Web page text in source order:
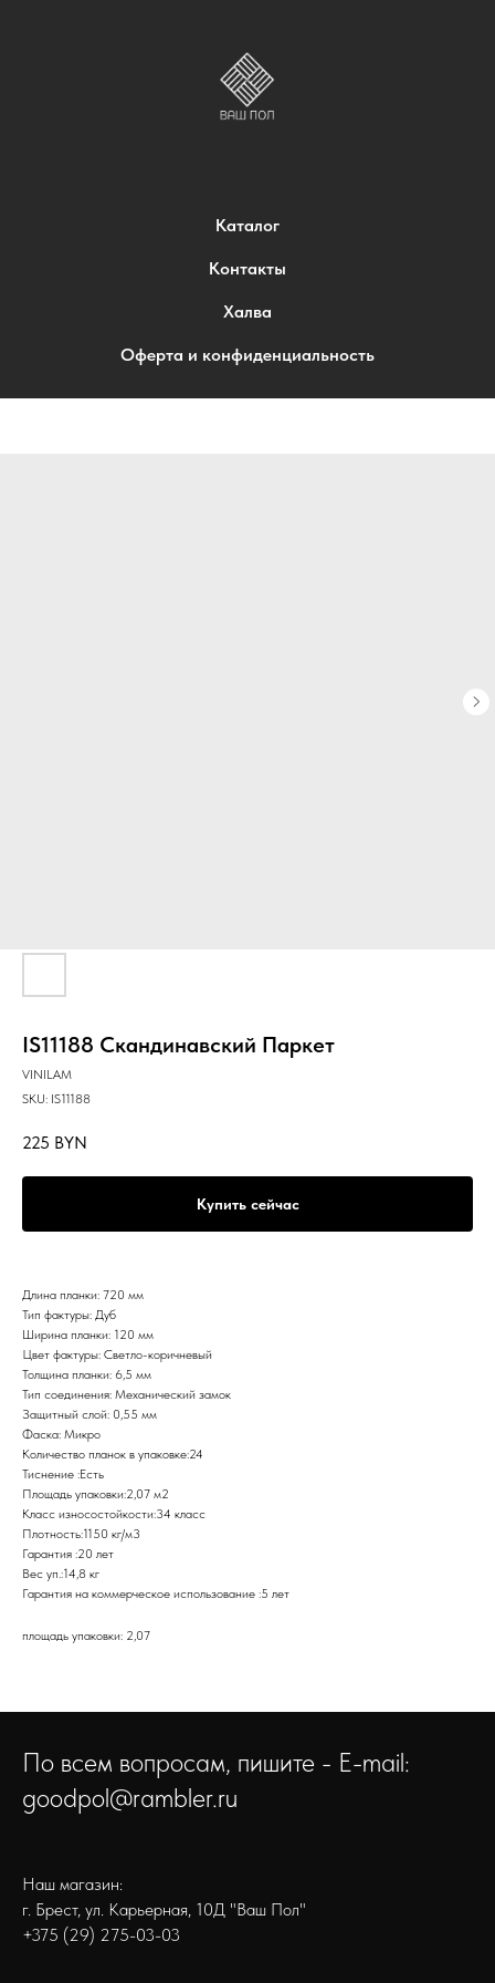
Каталог
Контакты
Халва
Оферта и конфиденциальность
IS11188 Скандинавский Паркет
VINILAM
SKU: IS11188
225 BYN
Купить сейчас
Длина планки: 720 мм
Тип фактуры: Дуб
Ширина планки: 120 мм
Цвет фактуры: Светло-коричневый
Толщина планки: 6,5 мм
Тип соединения: Механический замок
Защитный слой: 0,55 мм
Фаска: Микро
Количество планок в упаковке:24
Тиснение :Есть
Площадь упаковки:2,07 м2
Класс износостойкости:34 класс
Плотность:1150 кг/м3
Гарантия :20 лет
Вес уп.:14,8 кг
Гарантия на коммерческое использование :5 лет
площадь упаковки: 2,07
По всем вопросам, пишите - E-mail:
goodpol@rambler.ru
Наш магазин:
г. Брест, ул. Карьерная, 10Д "Ваш Пол"
+375 (29) 275-03-03